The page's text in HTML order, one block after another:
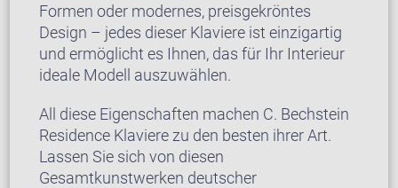
Formen oder modernes, preisgekröntes
Design – jedes dieser Klaviere ist einzigartig
und ermöglicht es Ihnen, das für Ihr Interieur
ideale Modell auszuwählen.
All diese Eigenschaften machen C. Bechstein
Residence Klaviere zu den besten ihrer Art.
Lassen Sie sich von diesen
Gesamtkunstwerken deutscher